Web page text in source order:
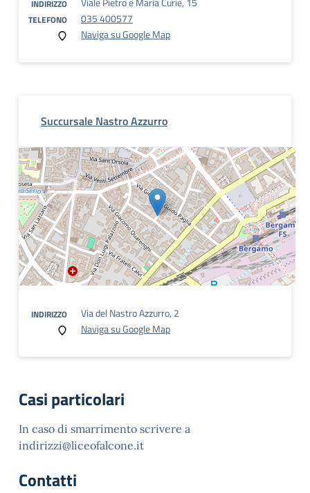
INDIRIZZO
TELEFONO
035 400577
Naviga su Google Map
Succursale Nastro Azzurro
INDIRIZZO
Via del Nastro Azzurro, 2
Naviga su Google Map
Casi particolari
In caso di smarrimento scrivere a
indirizzi@liceofalcone.it
Contatti